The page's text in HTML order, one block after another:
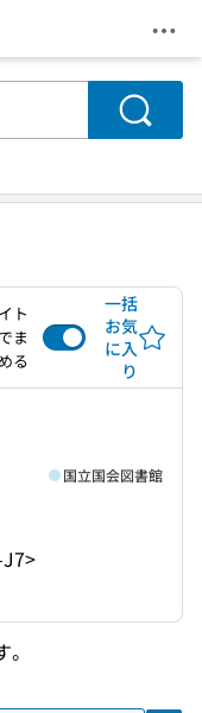
メ
検索
ト
ま
る
一括
お気
に入
り
国立国会図書館